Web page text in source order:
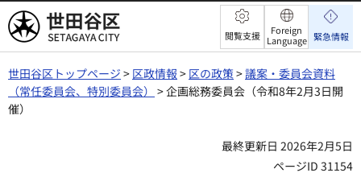
世田谷区 閲覧支援
Foreign
Language 緊急情報
世田谷区トップページ > 区政情報 > 区の政策>議案・委員会資料
（常任委員会、特別委員会） > 企画総務委員会（令和8年2月3日開
催）
最終更新日 2026年2月5日
ページID 31154